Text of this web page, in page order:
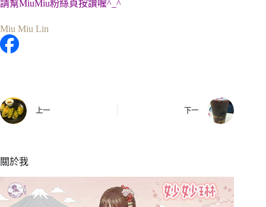
請幫MiuMiu粉絲頁按讚喔^_^
Miu Miu Lin
上一 下一
關於我